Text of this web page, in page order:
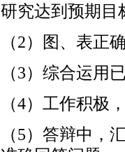
研究达到预期目
（2）图、表正
（3）综合运用
（4）工作积极
（5）答辩中，